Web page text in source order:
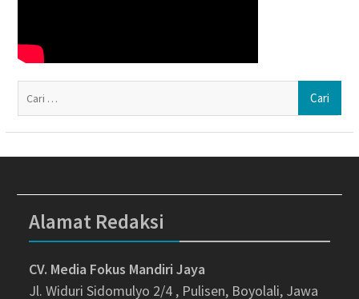
Alamat Redaksi
CV. Media Fokus Mandiri Jaya
Jl. Widuri Sidomulyo 2/4 , Pulisen, Boyolali, Jawa